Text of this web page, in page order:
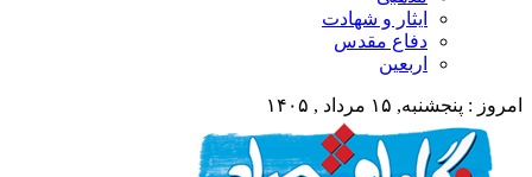
ایثار و شهادت
دفاع مقدس
اربعین
امروز : پنجشنبه, ۱۵ مرداد , ۱۴۰۵